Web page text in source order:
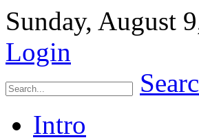
Sunday, August
Login
Intro